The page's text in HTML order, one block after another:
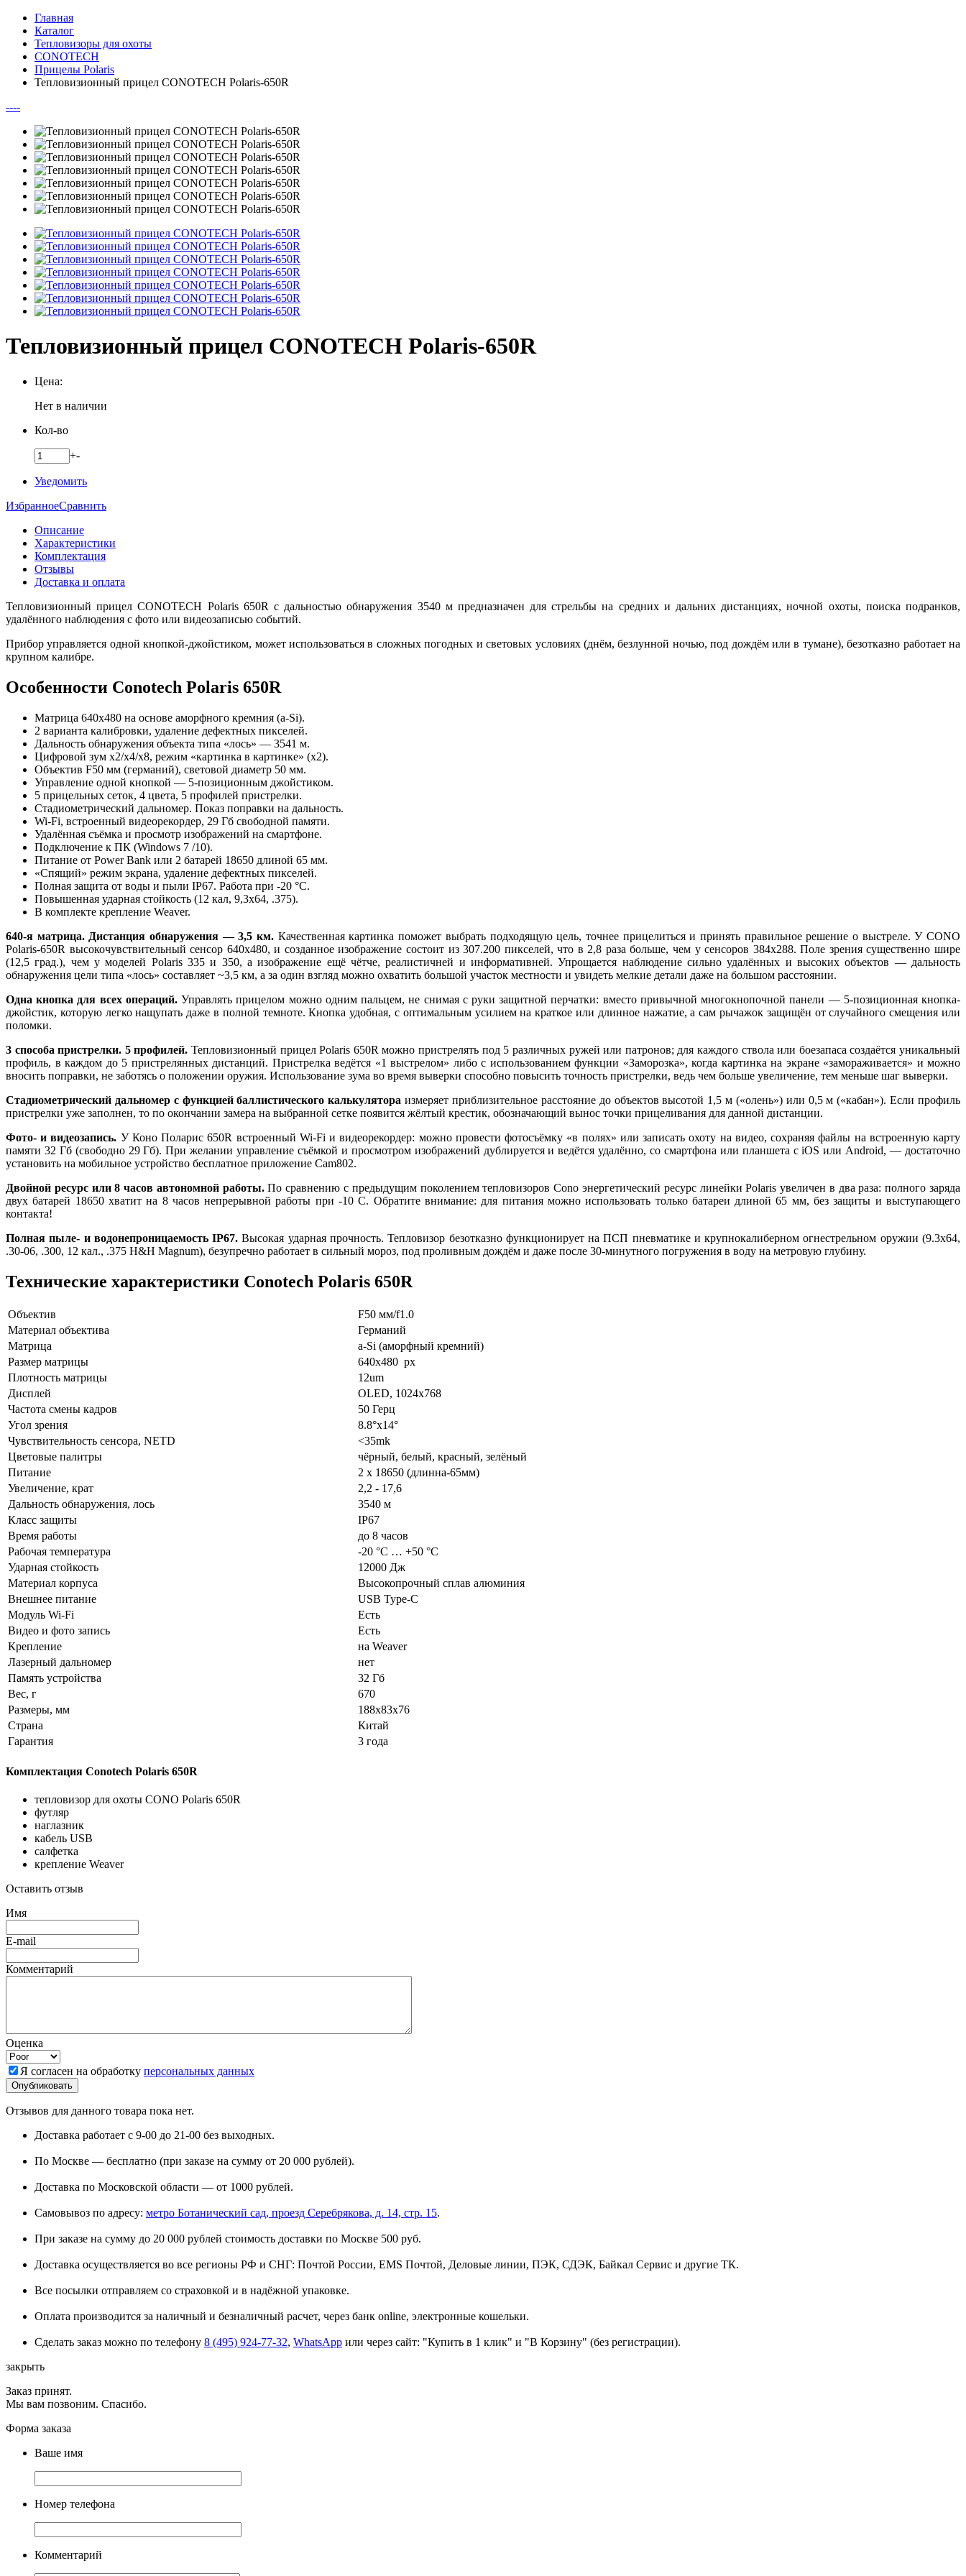
Главная
Каталог
Тепловизоры для охоты
CONOTECH
Прицелы Polaris
Тепловизионный прицел CONOTECH Polaris-650R
----
Тепловизионный прицел CONOTECH Polaris-650R
Цена:
Нет в наличии
Кол-во
+-
Уведомить
ИзбранноеСравнить
Описание
Характеристики
Комплектация
Отзывы
Доставка и оплата
Тепловизионный прицел CONOTECH Polaris 650R с дальностью обнаружения 3540 м предназначен для стрельбы на средних и дальних дистанциях, ночной охоты, поиска подранков,
удалённого наблюдения с фото или видеозаписью событий.
Прибор управляется одной кнопкой-джойстиком, может использоваться в сложных погодных и световых условиях (днём, безлунной ночью, под дождём или в тумане), безотказно работает на
крупном калибре.
Особенности Conotech Polaris 650R
Матрица 640x480 на основе аморфного кремния (a-Si).
2 варианта калибровки, удаление дефектных пикселей.
Дальность обнаружения объекта типа «лось» — 3541 м.
Цифровой зум x2/x4/х8, режим «картинка в картинке» (x2).
Объектив F50 мм (германий), световой диаметр 50 мм.
Управление одной кнопкой — 5-позиционным джойстиком.
5 прицельных сеток, 4 цвета, 5 профилей пристрелки.
Стадиометрический дальномер. Показ поправки на дальность.
Wi-Fi, встроенный видеорекордер, 29 Гб свободной памяти.
Удалённая съёмка и просмотр изображений на смартфоне.
Подключение к ПК (Windows 7 /10).
Питание от Power Bank или 2 батарей 18650 длиной 65 мм.
«Спящий» режим экрана, удаление дефектных пикселей.
Полная защита от воды и пыли IP67. Работа при -20 °C.
Повышенная ударная стойкость (12 кал, 9,3x64, .375).
В комплекте крепление Weaver.
640-я матрица. Дистанция обнаружения — 3,5 км. Качественная картинка поможет выбрать подходящую цель, точнее прицелиться и принять правильное решение о выстреле. У CONO
Polaris-650R высокочувствительный сенсор 640x480, и созданное изображение состоит из 307.200 пикселей, что в 2,8 раза больше, чем у сенсоров 384х288. Поле зрения существенно шире
(12,5 град.), чем у моделей Polaris 335 и 350, а изображение ещё чётче, реалистичней и информативней. Упрощается наблюдение сильно удалённых и высоких объектов — дальность
обнаружения цели типа «лось» составляет ~3,5 км, а за один взгляд можно охватить большой участок местности и увидеть мелкие детали даже на большом расстоянии.
Одна кнопка для всех операций.Управлять прицелом можно одним пальцем, не снимая с руки защитной перчатки: вместо привычной многокнопочной панели — 5-позиционная кнопка-
джойстик, которую легко нащупать даже в полной темноте. Кнопка удобная, с оптимальным усилием на краткое или длинное нажатие, а сам рычажок защищён от случайного смещения или
поломки.
3 способа пристрелки. 5 профилей. Тепловизионный прицел Polaris 650R можно пристрелять под 5 различных ружей или патронов; для каждого ствола или боезапаса создаётся уникальный
профиль, в каждом до 5 пристрелянных дистанций. Пристрелка ведётся «1 выстрелом» либо с использованием функции «Заморозка», когда картинка на экране «замораживается» и можно
вносить поправки, не заботясь о положении оружия. Использование зума во время выверки способно повысить точность пристрелки, ведь чем больше увеличение, тем меньше шаг выверки.
Стадиометрический дальномер с функцией баллистического калькулятора измеряет приблизительное расстояние до объектов высотой 1,5 м («олень») или 0,5 м («кабан»). Если профиль
пристрелки уже заполнен, то по окончании замера на выбранной сетке появится жёлтый крестик, обозначающий вынос точки прицеливания для данной дистанции.
Фото- и видеозапись. У Коно Поларис 650R встроенный Wi-Fi и видеорекордер: можно провести фотосъёмку «в полях» или записать охоту на видео, сохраняя файлы на встроенную карту
памяти 32 Гб (свободно 29 Гб). При желании управление съёмкой и просмотром изображений дублируется и ведётся удалённо, со смартфона или планшета сiOS или Android, — достаточно
установить на мобильное устройство бесплатное приложение Cam802.
Двойной ресурс или 8 часов автономной работы.По сравнению с предыдущим поколением тепловизоров Cono энергетический ресурс линейки Polaris увеличен в два раза: полного заряда
двух батарей 18650 хватит на 8 часов непрерывной работы при -10 C. Обратите внимание: для питания можно использовать только батареи длиной 65 мм, без защиты и выступающего
контакта!
Полная пыле- и водонепроницаемость IP67. Высокая ударная прочность. Тепловизор безотказно функционирует на ПСП пневматике и крупнокалиберном огнестрельном оружии (9.3х64,
.30-06, .300, 12 кал., .375 H&H Magnum), безупречно работает в сильный мороз, под проливным дождём и даже после 30-минутного погружения в воду на метровую глубину.
Технические характеристики Conotech Polaris 650R
Объектив
F50 мм/f1.0
Материал объектива
Германий
Матрица
a-Si (аморфный кремний)
Размер матрицы
640x480 px
Плотность матрицы
12um
Дисплей
OLED, 1024x768
Частота смены кадров
50 Герц
Угол зрения
8.8°x14°
Чувствительность сенсора, NETD
<35mk
Цветовые палитры
чёрный, белый, красный, зелёный
Питание
2 x 18650 (длинна-65мм)
Увеличение, крат
2,2 - 17,6
Дальность обнаружения, лось
3540 м
Класс защиты
IP67
Время работы
до 8 часов
Рабочая температура
-20 °C … +50 °C
Ударная стойкость
12000 Дж
Материал корпуса
Высокопрочный сплав алюминия
Внешнее питание
USB Type-C
Модуль Wi-Fi
Есть
Видео и фото запись
Есть
Крепление
на Weaver
Лазерный дальномер
нет
Память устройства
32 Гб
Вес, г
670
Размеры, мм
188x83x76
Страна
Китай
Гарантия
3 года
Комплектация Conotech Polaris 650R
тепловизор для охоты CONO Polaris 650R
футляр
наглазник
кабель USB
салфетка
крепление Weaver
Оставить отзыв
Имя
E-mail
Комментарий
Оценка
Я согласен на обработку персональных данных
Отзывов для данного товара пока нет.
Доставка работает с 9-00 до 21-00 без выходных.
По Москве — бесплатно (при заказе на сумму от 20 000 рублей).
Доставка по Московской области — от 1000 рублей.
Самовывоз по адресу: метро Ботанический сад, проезд Серебрякова, д. 14, стр. 15.
При заказе на сумму до 20 000 рублей стоимость доставки по Москве 500 руб.
Доставка осуществляется во все регионы РФ и СНГ: Почтой России, EMS Почтой, Деловые линии, ПЭК, СДЭК, Байкал Сервис и другие ТК.
Все посылки отправляем со страховкой и в надёжной упаковке.
Оплата производится за наличный и безналичный расчет, через банк online, электронные кошельки.
Сделать заказ можно по телефону 8 (495) 924-77-32, WhatsApp или через сайт: "Купить в 1 клик" и "В Корзину" (без регистрации).
закрыть
Заказ принят.
Мы вам позвоним. Спасибо.
Форма заказа
Ваше имя
Номер телефона
Комментарий